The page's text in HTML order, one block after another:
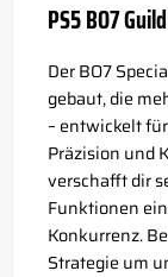
PS5 BO7
Der BO7
gebaut, die
– entwickelt
Präzision und
verschafft dir
Funktionen
Konkurrenz.
Strategie um